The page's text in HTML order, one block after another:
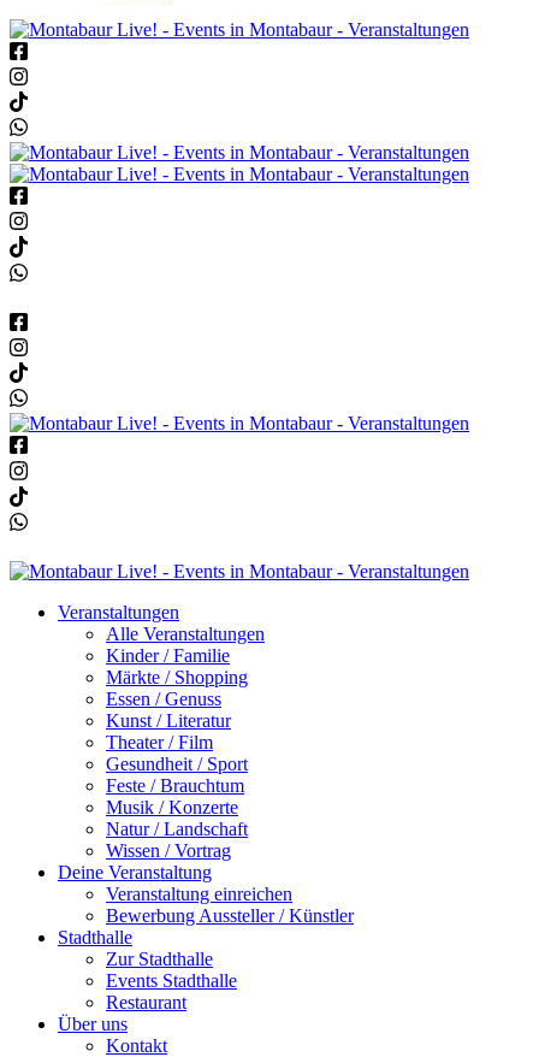
Veranstaltungen
Alle Veranstaltungen
Kinder / Familie
Märkte / Shopping
Essen / Genuss
Kunst / Literatur
Theater / Film
Gesundheit / Sport
Feste / Brauchtum
Musik / Konzerte
Natur / Landschaft
Wissen / Vortrag
Deine Veranstaltung
Veranstaltung einreichen
Bewerbung Aussteller / Künstler
Stadthalle
Zur Stadthalle
Events Stadthalle
Restaurant
Über uns
Kontakt